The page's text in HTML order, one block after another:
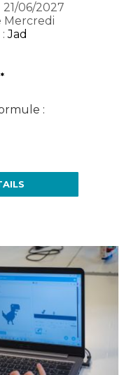
06/2027
Mercredi
:Jad
: